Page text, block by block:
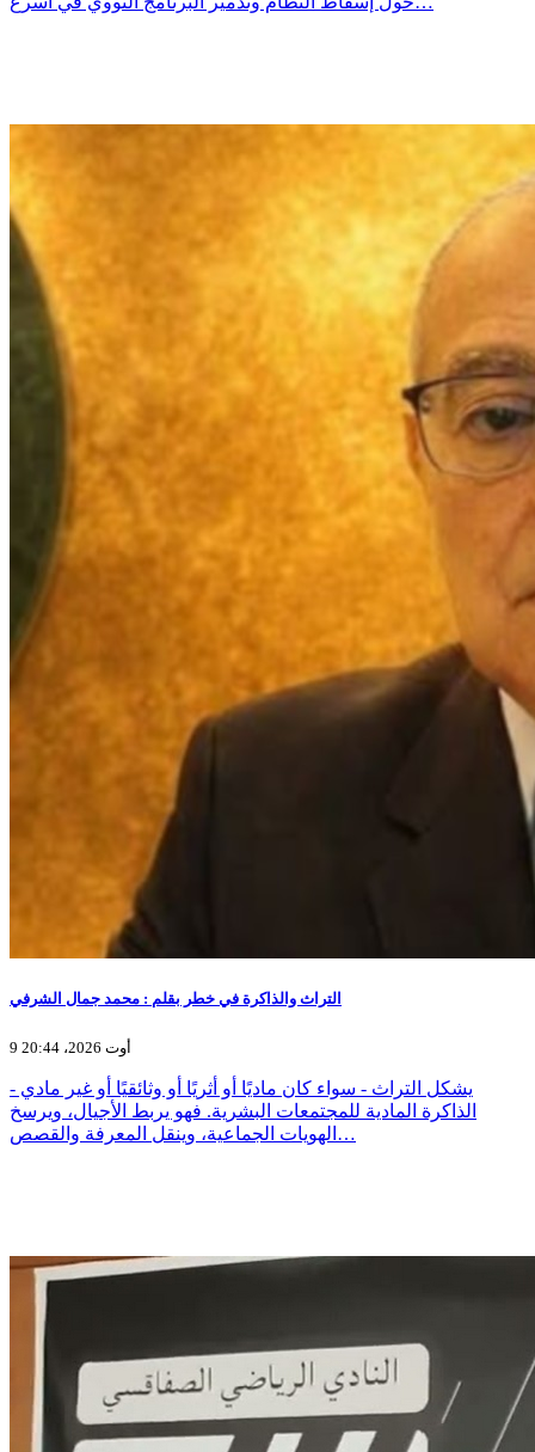
التراث والذاكرة في خطر بقلم : محمد جمال الشرفي
9 أوت 2026، 20:44
يشكل التراث - سواء كان ماديًا أو أثريًا أو وثائقيًا أو غير مادي -
الذاكرة المادية للمجتمعات البشرية. فهو يربط الأجيال، ويرسخ
الهويات الجماعية، وينقل المعرفة والقصص…